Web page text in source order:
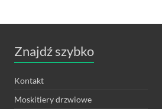
Znajdź szybko
Kontakt
Moskitiery drzwiowe